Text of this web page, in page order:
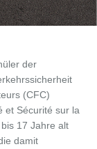
der
(CFC)
et Sécurité sur la
17 Jahre alt
damit